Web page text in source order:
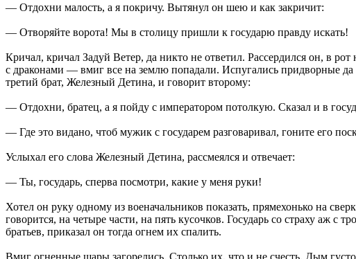
— Отдохни малость, а я покричу. Вытянул он шею и как закричит:
— Отворяйте ворота! Мы в столицу пришли к государю правду искать!
Кричал, кричал Задуй Ветер, да никто не ответил. Рассердился он, в
с драконами — вмиг все на землю попадали. Испугались придворные
третий брат, Железный Детина, и говорит второму:
— Отдохни, братец, а я пойду с императором потолкую. Сказал и в
— Где это видано, чтоб мужик с государем разговаривал, гоните его
Услыхал его слова Железный Детина, рассмеялся и отвечает:
— Ты, государь, сперва посмотри, какие у меня руки!
Хотел он руку одному из военачальников показать, прямехонько на
говорится, на четыре части, на пять кусочков. Государь со страху аж
братьев, приказал он тогда огнем их спалить.
Вмиг огненные шары загорелись. Столько их, что и не счесть. Дым